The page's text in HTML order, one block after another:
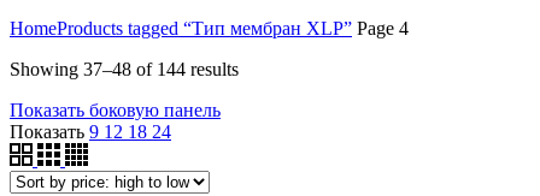
HomeProducts tagged “Тип мембран XLP” Page 4
Showing 37–48 of 144 results
Показать боковую панель
Показать 9 12 18 24